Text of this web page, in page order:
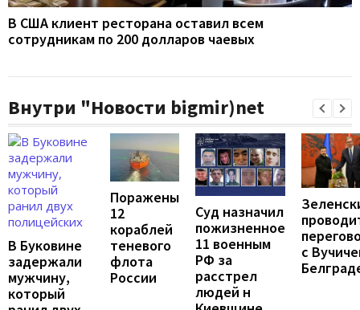
В США клиент ресторана оставил всем
сотрудникам по 200 долларов чаевых
Внутри "Новости bigmir)net
В Буковине
задержали
мужчину,
который
Поражены
12
кораблей
теневого
флота
России
Суд назначил
пожизненное
11 военным
РФ за
расстрел
людей н
с